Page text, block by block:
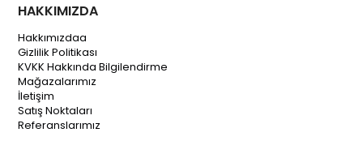
HAKKIMIZDA
Hakkımızdaa
Gizlilik Politikası
KVKK Hakkında Bilgilendirme
Mağazalarımız
İletişim
Satış Noktaları
Referanslarımız